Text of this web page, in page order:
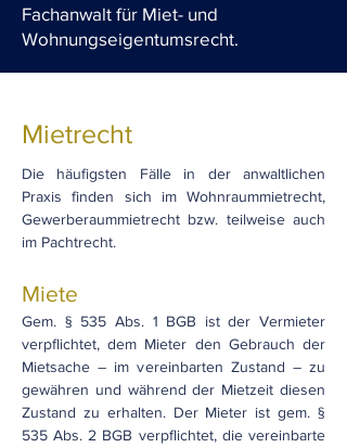
Fachanwalt für Miet- und
Wohnungseigentumsrecht.
Mietrecht
Die häufigsten Fälle in der anwaltlichen
Praxis finden sich im Wohnraummietrecht,
Gewerberaummietrecht bzw. teilweise auch
im Pachtrecht.
Miete
Gem. § 535 Abs. 1 BGB ist der Vermieter
verpflichtet, dem Mieter den Gebrauch der
Mietsache – im vereinbarten Zustand – zu
gewähren und während der Mietzeit diesen
Zustand zu erhalten. Der Mieter ist gem. §
535 Abs. 2 BGB verpflichtet, die vereinbarte